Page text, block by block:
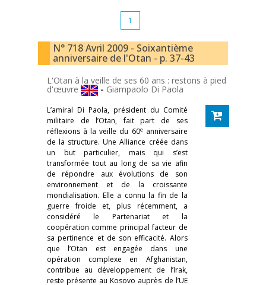
1
N° 718 Avril 2009 - Soixantième
anniversaire de l'Otan - p. 37-43
L'Otan à la veille de ses 60 ans : restons à pied
d'œuvre
- Giampaolo Di Paola
L’amiral Di Paola, président du Comité
militaire de l’Otan, fait part de ses
réflexions à la veille du 60eanniversaire
de la structure. Une Alliance créée dans
un but particulier, mais qui s’est
transformée tout au long de sa vie afin
de répondre aux évolutions de son
environnement et de la croissante
mondialisation. Elle a connu la fin de la
guerre froide et, plus récemment, a
considéré le Partenariat et la
coopération comme principal facteur de
sa pertinence et de son efficacité. Alors
que l’Otan est engagée dans une
opération complexe en Afghanistan,
contribue au développement de l’Irak,
reste présente au Kosovo auprès de l’UE